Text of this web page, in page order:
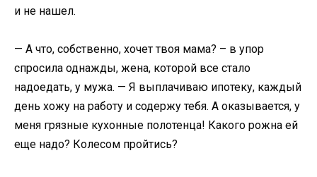
и не нашел.
— А что, собственно, хочет твоя мама? – в упор
спросила однажды, жена, которой все стало
надоедать, у мужа. — Я выплачиваю ипотеку, каждый
день хожу на работу и содержу тебя. А оказывается, у
меня грязные кухонные полотенца! Какого рожна ей
еще надо? Колесом пройтись?